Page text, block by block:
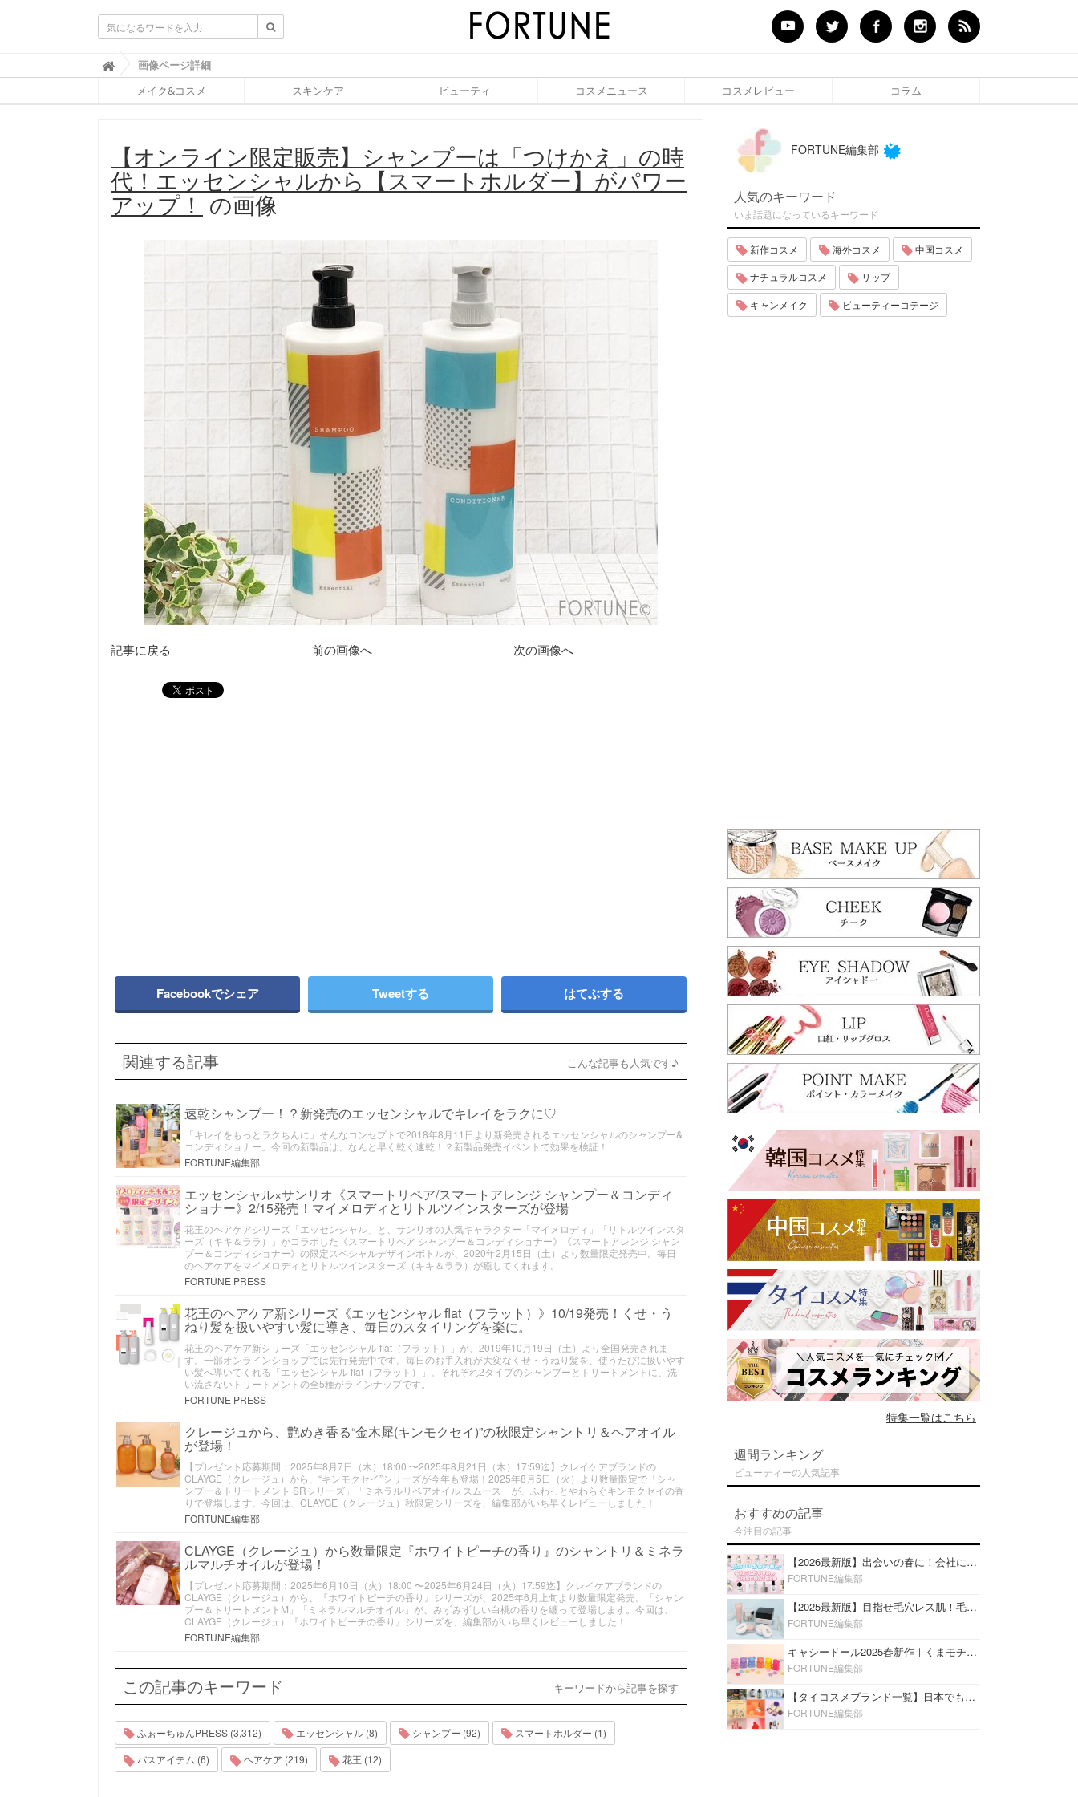
ふ
ぉ
ち
F
O
R
T
画像ページ詳細
メイク&コスメ スキンケア ビューティ コスメニュース コスメレビュー コラム
【オンライン限定販売】シャンプーは「つけかえ」の時
代！エッセンシャルから【スマートホルダー】がパワー
アップ！ の画像
記事に戻る 前の画像へ 次の画像へ
Facebookでシェア Tweetする はてぶする
関連する記事 こんな記事も人気です♪
速乾シャンプー！？新発売のエッセンシャルでキレイをラクに♡
「キレイをもっとラクちんに」そんなコンセプトで2018年8月11日より新発売されるエッセンシャルのシャンプー&
コンディショナー。今回の新製品は、なんと早く乾く速乾！？新製品発売イベントで効果を検証！
FORTUNE編集部
エッセンシャル×サンリオ《スマートリペア/スマートアレンジ シャンプー＆コンディ
ショナー》2/15発売！マイメロディとリトルツインスターズが登場
花王のヘアケアシリーズ「エッセンシャル」と、サンリオの人気キャラクター「マイメロディ」「リトルツインスタ
ーズ（キキ＆ララ）」がコラボした《スマートリペア シャンプー＆コンディショナー》《スマートアレンジ シャン
プー＆コンディショナー》の限定スペシャルデザインボトルが、2020年2月15日（土）より数量限定発売中。毎日
のヘアケアをマイメロディとリトルツインスターズ（キキ＆ララ）が癒してくれます。
FORTUNE PRESS
花王のヘアケア新シリーズ《エッセンシャル flat（フラット）》10/19発売！くせ・う
ねり髪を扱いやすい髪に導き、毎日のスタイリングを楽に。
花王のヘアケア新シリーズ「エッセンシャル flat（フラット）」が、2019年10月19日（土）より全国発売されま
す。一部オンラインショップでは先行発売中です。毎日のお手入れが大変なくせ・うねり髪を、使うたびに扱いやす
い髪へ導いてくれる「エッセンシャル flat（フラット）」。それぞれ2タイプのシャンプーとトリートメントに、洗
い流さないトリートメントの全5種がラインナップです。
FORTUNE PRESS
クレージュから、艶めき香る“金木犀(キンモクセイ)”の秋限定シャントリ＆ヘアオイル
が登場！
【プレゼント応募期間：2025年8月7日（木）18:00 〜2025年8月21日（木）17:59迄】クレイケアブランドの
CLAYGE（クレージュ）から、“キンモクセイ”シリーズが今年も登場！2025年8月5日（火）より数量限定で「シャ
ンプー＆トリートメント SRシリーズ」「ミネラルリペアオイル スムース」が、ふわっとやわらぐキンモクセイの香
りで登場します。今回は、CLAYGE（クレージュ）秋限定シリーズを、編集部がいち早くレビューしました！
FORTUNE編集部
CLAYGE（クレージュ）から数量限定『ホワイトピーチの香り』のシャントリ＆ミネラ
ルマルチオイルが登場！
【プレゼント応募期間：2025年6月10日（火）18:00 〜2025年6月24日（火）17:59迄】クレイケアブランドの
CLAYGE（クレージュ）から、『ホワイトピーチの香り』シリーズが、2025年6月上旬より数量限定発売。「シャン
プー＆トリートメントM」「ミネラルマルチオイル」が、みずみずしい白桃の香りを纏って登場します。今回は、
CLAYGE（クレージュ）『ホワイトピーチの香り』シリーズを、編集部がいち早くレビューしました！
FORTUNE編集部
この記事のキーワード キーワードから記事を探す
ふぉーちゅんPRESS (3,312) エッセンシャル (8) シャンプー (92)
スマートホルダー (1)
バスアイテム (6)
ヘアケア (219) 花王 (12)
FORTUNE編集部
人気のキーワード
いま話題になっているキーワード
新作コスメ 海外コスメ 中国コスメ
ナチュラルコスメ リップ
キャンメイク ビューティーコテージ
特集一覧はこちら
週間ランキング
ビューティーの人気記事
おすすめの記事
今注目の記事
【2026最新版】出会いの春に！会社にもおすすめの好印象な香水14選♡ビジネスの場での香水マナーも
FORTUNE編集部
【2025最新版】目指せ毛穴レス肌！毛穴を埋めて隠す「おすすめ部分用下地＆プライマー」ランキング♡
FORTUNE編集部
キャシードール2025春新作｜くまモチーフのミニリップ「シャイニーベア リップモイスト」をレビュー♡
FORTUNE編集部
【タイコスメブランド一覧】日本でも人気沸騰中の“タイコスメ”ブランド20選！
FORTUNE編集部